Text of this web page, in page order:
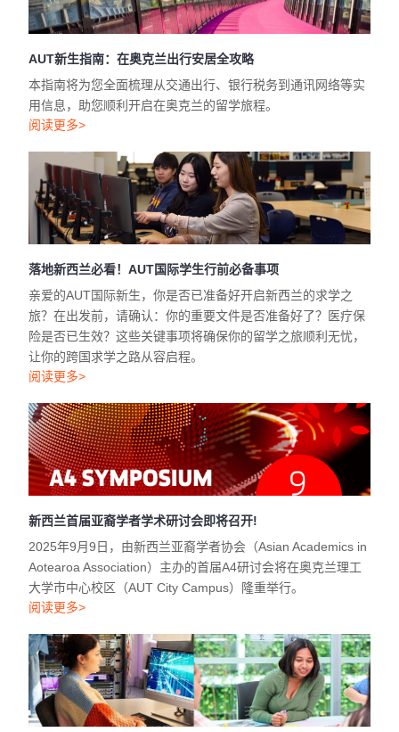
AUT新生指南：在奥克兰出行安居全攻略
本指南将为您全面梳理从交通出行、银行税务到通讯网络等实
用信息，助您顺利开启在奥克兰的留学旅程。
阅读更多>
落地新西兰必看！AUT国际学生行前必备事项
亲爱的AUT国际新生，你是否已准备好开启新西兰的求学之
旅？在出发前，请确认：你的重要文件是否准备好了？医疗保
险是否已生效？这些关键事项将确保你的留学之旅顺利无忧，
让你的跨国求学之路从容启程。
阅读更多>
新西兰首届亚裔学者学术研讨会即将召开!
2025年9月9日，由新西兰亚裔学者协会（Asian Academics in
Aotearoa Association）主办的首届A4研讨会将在奥克兰理工
大学市中心校区（AUT City Campus）隆重举行。
阅读更多>